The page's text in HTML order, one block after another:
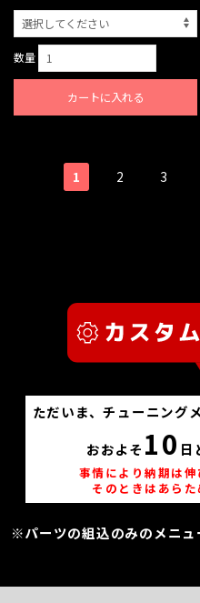
数量
カートに入れる
1 2 3
ただいま、チューニング
おおよそ 10 日
事情により納期は伸
そのときはあらた
※パーツの組込のみのメニュ